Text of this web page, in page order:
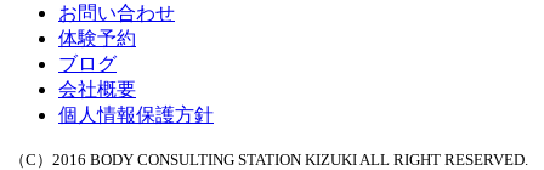
お問い合わせ
体験予約
ブログ
会社概要
個人情報保護方針
（C）2016 BODY CONSULTING STATION KIZUKI ALL RIGHT RESERVED.